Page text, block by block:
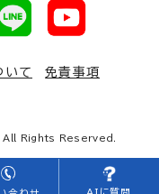
AIに質問
いて
免責事項
Rights Reserved.